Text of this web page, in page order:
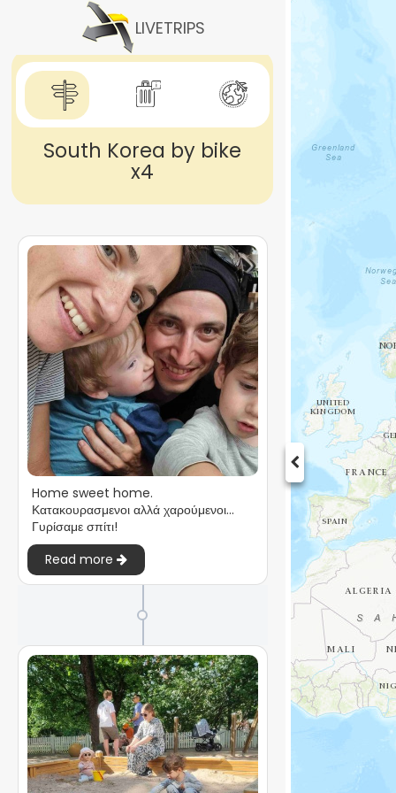
content
LIVETRIPS
South Korea by bike
x4
Home sweet home.
Κατακουρασμενοι αλλά χαρούμενοι...
Γυρίσαμε σπίτι!
Read more